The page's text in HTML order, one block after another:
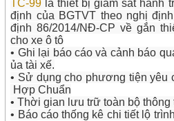
TC-99 là thiết bị giám sát hành
định của BGTVT theo nghị
định 86/2014/NĐ-CP về gắn
cho xe ô tô
• Ghi lại báo cáo và cảnh báo
ủa tài xế.
• Sử dụng cho phương tiện yêu
Hợp Chuẩn
• Thời gian lưu trữ toàn bộ thông
• Báo cáo thống kê chi tiết lộ